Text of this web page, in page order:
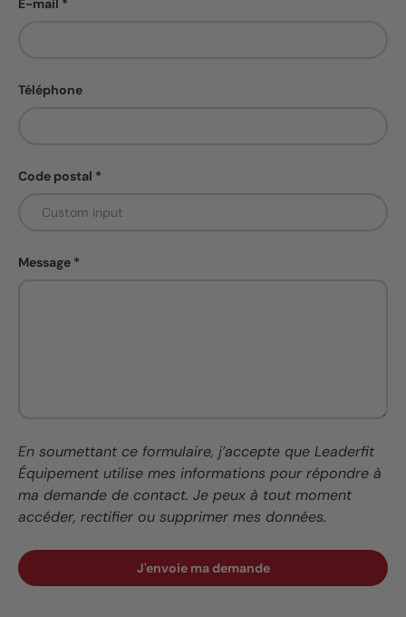
E-mail
Téléphone
Code postal
Message
En soumettant ce formulaire, j’accepte que Leaderfit
Équipement utilise mes informations pour répondre à
ma demande de contact. Je peux à tout moment
accéder, rectifier ou supprimer mes données.
J'envoie ma demande